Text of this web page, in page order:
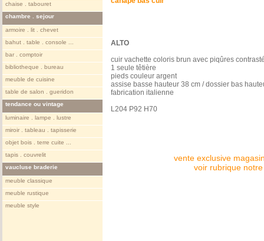
chaise . tabouret
chambre . sejour
armoire . lit . chevet
bahut . table . console ...
bar . comptoir
bibliotheque . bureau
meuble de cuisine
table de salon . gueridon
tendance ou vintage
luminaire . lampe . lustre
miroir . tableau . tapisserie
objet bois . terre cuite ...
tapis . couvrelit
vaucluse braderie
meuble classique
meuble rustique
meuble style
ALTO
cuir vachette coloris brun avec piqûres
1 seule têtière
pieds couleur argent
assise basse hauteur 38 cm / dossier bas
fabrication italienne
L204 P92 H70
vente exclusive
voir rubrique